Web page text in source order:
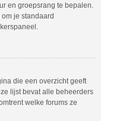
en groepsrang te bepalen.
je standaard
die een overzicht geeft
lijst bevat alle beheerders
welke forums ze